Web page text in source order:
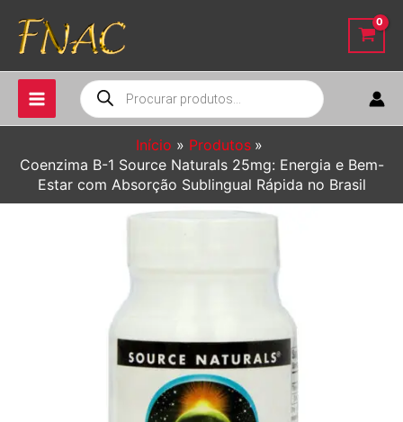
para
conteúdo
Pesquisar
produtos
Início
Produtos
Coenzima B-1 Source Naturals 25mg: Energia e Bem-
Estar com Absorção Sublingual Rápida no Brasil